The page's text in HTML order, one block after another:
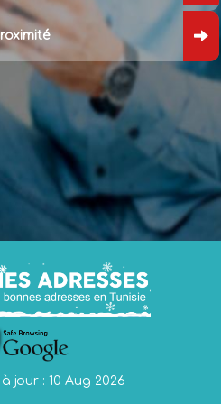
jour : 10 Aug 2026